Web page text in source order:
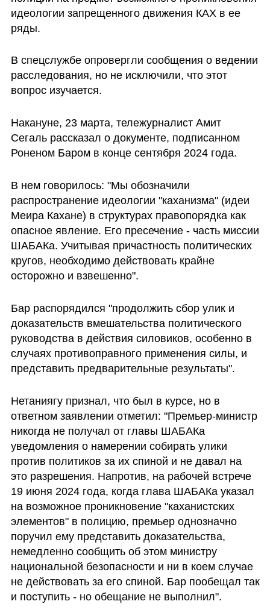
идеологии запрещенного движения КАХ в ее
ряды.
В спецслужбе опровергли сообщения о ведении
расследования, но не исключили, что этот
вопрос изучается.
Накануне, 23 марта, тележурналист Амит
Сегаль рассказал о документе, подписанном
Роненом Баром в конце сентября 2024 года.
В нем говорилось: "Мы обозначили
распространение идеологии "каханизма" (идеи
Меира Кахане) в структурах правопорядка как
опасное явление. Его пресечение - часть миссии
ШАБАКа. Учитывая причастность политических
кругов, необходимо действовать крайне
осторожно и взвешенно".
Бар распорядился "продолжить сбор улик и
доказательств вмешательства политического
руководства в действия силовиков, особенно в
случаях противоправного применения силы, и
представить предварительные результаты".
Нетаниягу признал, что был в курсе, но в
ответном заявлении отметил: "Премьер-министр
никогда не получал от главы ШАБАКа
уведомления о намерении собирать улики
против политиков за их спиной и не давал на
это разрешения. Напротив, на рабочей встрече
19 июня 2024 года, когда глава ШАБАКа указал
на возможное проникновение "каханистских
элементов" в полицию, премьер однозначно
поручил ему представить доказательства,
немедленно сообщить об этом министру
национальной безопасности и ни в коем случае
не действовать за его спиной. Бар пообещал так
и поступить - но обещание не выполнил".